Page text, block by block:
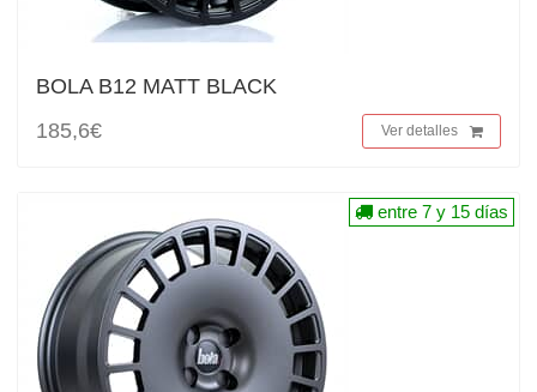
BOLA B12 MATT BLACK
185,6€
Ver detalles
entre 7 y 15 días